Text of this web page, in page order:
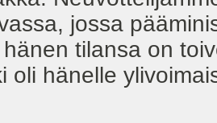
jossa
tilansa on
oli hänelle